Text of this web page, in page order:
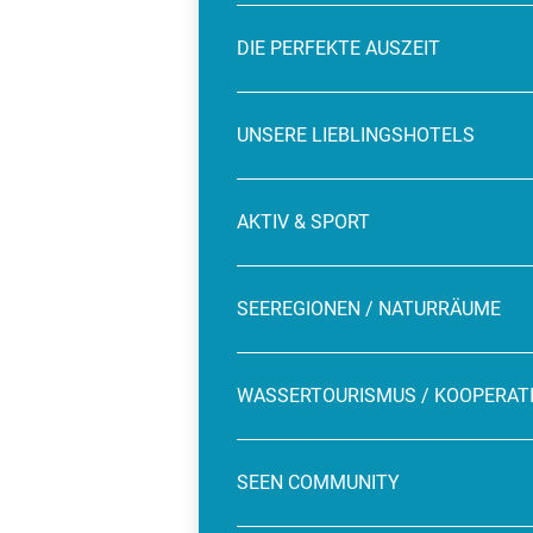
DIE PERFEKTE AUSZEIT
UNSERE LIEBLINGSHOTELS
AKTIV & SPORT
SEEREGIONEN / NATURRÄUME
WASSERTOURISMUS /
SEEN COMMUNITY